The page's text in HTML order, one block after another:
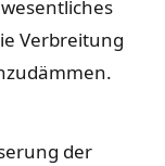
Verbreitung
der